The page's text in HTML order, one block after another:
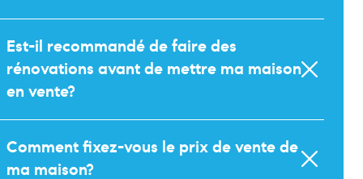
Est-il recommandé de faire des
rénovations avant de mettre ma maison
en vente?
Comment fixez-vous le prix de vente de
ma maison?